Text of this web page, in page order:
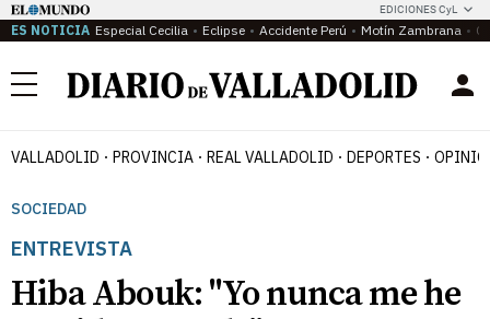
EDICIONES CyL
ES NOTICIA Especial Cecilia Eclipse Accidente Perú Motín Zambrana
Menú
VALLADOLID PROVINCIA REAL VALLADOLID DEPORTES
SOCIEDAD
ENTREVISTA
Hiba Abouk: "Yo nunca me he